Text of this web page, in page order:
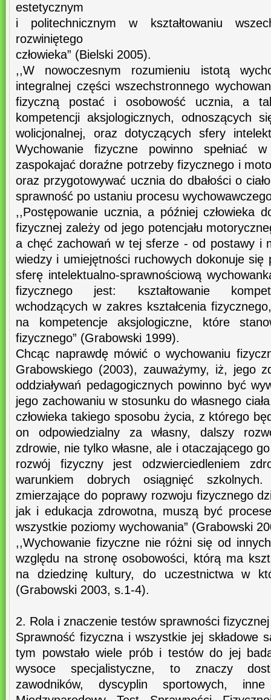
estetycznym
i politechnicznym w kształtowaniu
rozwiniętego
człowieka” (Bielski 2005).
,,W nowoczesnym rozumieniu istotą
integralnej części wszechstronnego
fizyczną postać i osobowość ucznia, a
kompetencji aksjologicznych, odnoszących
wolicjonalnej, oraz dotyczących sfery
Wychowanie fizyczne powinno spełniać
zaspokajać doraźne potrzeby fizycznego i
oraz przygotowywać ucznia do dbałości o
sprawność po ustaniu procesu
,,Postępowanie ucznia, a później człowieka
fizycznej zależy od jego potencjału
a chęć zachowań w tej sferze - od postawy i
wiedzy i umiejętności ruchowych dokonuje się
sferę intelektualno-sprawnościową
fizycznego jest: kształtowanie
wchodzących w zakres kształcenia
na kompetencje aksjologiczne, które
fizycznego” (Grabowski 1999).
Chcąc naprawdę mówić o wychowaniu
Grabowskiego (2003), zauważymy, iż, jego
oddziaływań pedagogicznych powinno być
jego zachowaniu w stosunku do własnego
człowieka takiego sposobu życia, z którego
on odpowiedzialny za własny, dalszy
zdrowie, nie tylko własne, ale i otaczającego
rozwój fizyczny jest odzwierciedleniem
warunkiem dobrych osiągnięć
zmierzające do poprawy rozwoju fizycznego
jak i edukacja zdrowotna, muszą być
wszystkie poziomy wychowania” (Grabowski
,,Wychowanie fizyczne nie różni się od
względu na stronę osobowości, którą ma
na dziedzinę kultury, do uczestnictwa w
(Grabowski 2003, s.1-4).
2. Rola i znaczenie testów sprawności fizycznej
Sprawność fizyczna i wszystkie jej składowe
tym powstało wiele prób i testów do jej
wysoce specjalistyczne, to znaczy
zawodników, dyscyplin sportowych,